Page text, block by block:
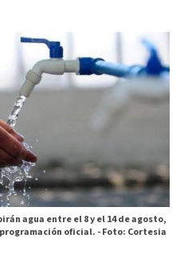
agua entre el 8 y el 14 de agosto,
oficial. -Foto: Cortesia